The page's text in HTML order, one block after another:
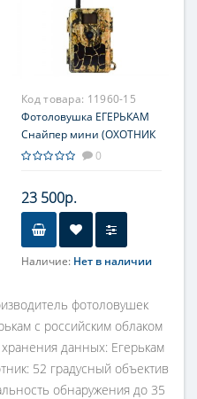
Код товара: 11960-15
Фотоловушка ЕГЕРЬКАМ
Снайпер мини (ОХОТНИК
2.0), SiFar WillFine 5.8 CG,
EGERCam.ru
0
23 500р.
Наличие: Нет в наличии
фотоловушек
с российским облаком
данных: Егерькам
52 градусный объектив
обнаружения до 35